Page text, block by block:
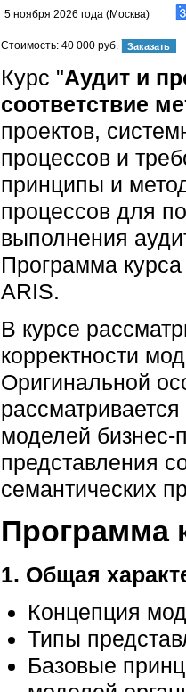
5 ноября 2026 года (Москва)
Стоимость: 40 000 руб.
Курс "Аудит и
соответствие
проектов,
процессов и
принципы и
процессов для
выполнения
Программа
ARIS.
В курсе
корректности
Оригинальной
моделей бизнес-
представления
семантических
Программа
1. Общая
Концепция
Типы
Базовые